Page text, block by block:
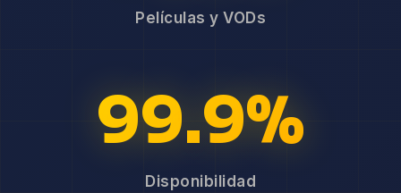
Películas y VODs
99.9%
Disponibilidad